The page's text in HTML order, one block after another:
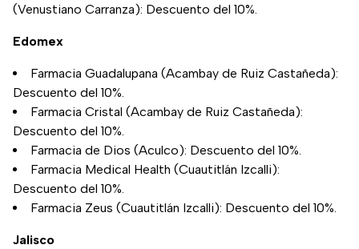
(Venustiano Carranza): Descuento del 10%.
Edomex
Farmacia Guadalupana (Acambay de Ruiz Castañeda):
Descuento del 10%.
Farmacia Cristal (Acambay de Ruiz Castañeda):
Descuento del 10%.
Farmacia de Dios (Aculco): Descuento del 10%.
Farmacia Medical Health (Cuautitlán Izcalli):
Descuento del 10%.
Farmacia Zeus (Cuautitlán Izcalli): Descuento del 10%.
Jalisco